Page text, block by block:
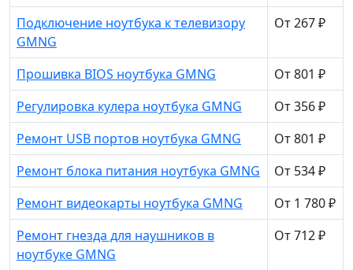
Подключение ноутбука к телевизору
GMNG
От 267 ₽
Прошивка BIOS ноутбука GMNG
От 801 ₽
Регулировка кулера ноутбука GMNG
От 356 ₽
Ремонт USB портов ноутбука GMNG
От 801 ₽
Ремонт блока питания ноутбука GMNG
От 534 ₽
Ремонт видеокарты ноутбука GMNG
От 1 780 ₽
Ремонт гнезда для наушников в
ноутбуке GMNG
От 712 ₽